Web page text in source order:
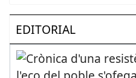
EDITORIAL